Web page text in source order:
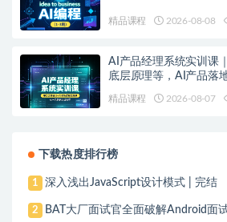
精品课程 2026-08-08
AI产品经理系统实训课
底层原理等，AI产品落
精品课程 2026-08-07
下载热度排行榜
1 深入浅出JavaScript设计模式 | 完结
2
BAT大厂面试官全面破解Android面